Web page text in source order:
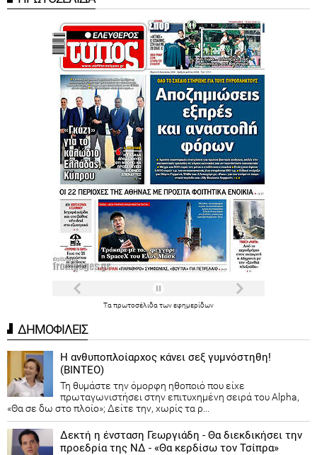
Τα πρωτοσέλιδα τωνεφημερίδων
ΔΗΜΟΦΙΛΕΙΣ
Η ανθυποπλοίαρχος κάνει σεξ γυμνόστηθη!
(ΒΙΝΤΕΟ)
Τη θυμάστε την όμορφη ηθοποιό που είχε
πρωταγωνιστήσει στην επιτυχημένη σειρά του Alpha,
«Θα σε δω στο πλοίο»; Δείτε την, χωρίς τα ρ...
Δεκτή η ένσταση Γεωργιάδη - Θα διεκδικήσει την
προεδρία της ΝΔ - «Θα κερδίσω τον Τσίπρα»